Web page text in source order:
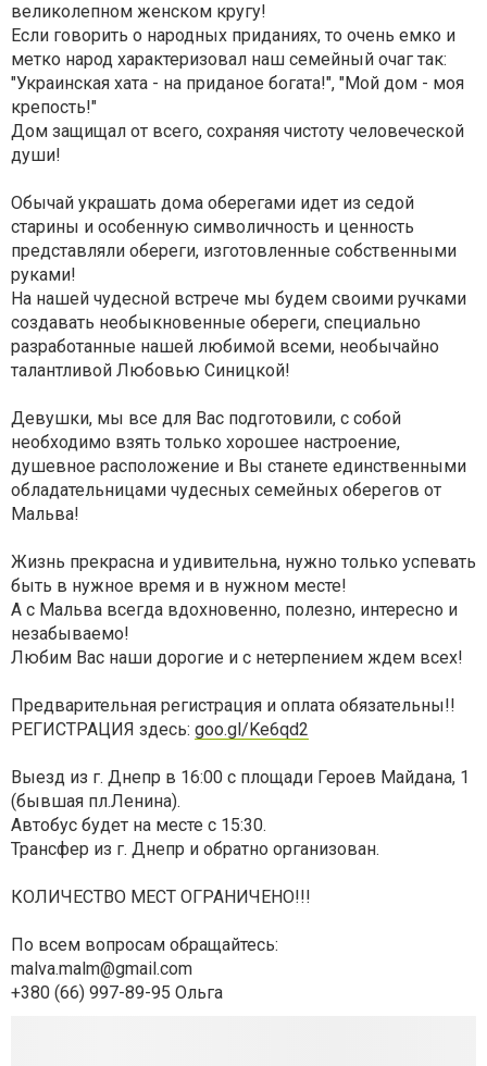
великолепном женском кругу!
Если говорить о народных приданиях, то очень емко и
метко народ характеризовал наш семейный очаг так:
"Украинская хата - на приданое богата!", "Мой дом - моя
крепость!"
Дом защищал от всего, сохраняя чистоту человеческой
души!
Обычай украшать дома оберегами идет из седой
старины и особенную символичность и ценность
представляли обереги, изготовленные собственными
руками!
На нашей чудесной встрече мы будем своими ручками
создавать необыкновенные обереги, специально
разработанные нашей любимой всеми, необычайно
талантливой Любовью Синицкой!
Девушки, мы все для Вас подготовили, с собой
необходимо взять только хорошее настроение,
душевное расположение и Вы станете единственными
обладательницами чудесных семейных оберегов от
Мальва!
Жизнь прекрасна и удивительна, нужно только успевать
быть в нужное время и в нужном месте!
А с Мальва всегда вдохновенно, полезно, интересно и
незабываемо!
Любим Вас наши дорогие и с нетерпением ждем всех!
Предварительная регистрация и оплата обязательны!!
РЕГИСТРАЦИЯ здесь: goo.gl/Ke6qd2
Выезд из г. Днепр в 16:00 с площади Героев Майдана, 1
(бывшая пл.Ленина).
Автобус будет на месте с 15:30.
Трансфер из г. Днепр и обратно организован.
КОЛИЧЕСТВО МЕСТ ОГРАНИЧЕНО!!!
По всем вопросам обращайтесь:
malva.malm@gmail.com
+380 (66) 997-89-95 Ольга